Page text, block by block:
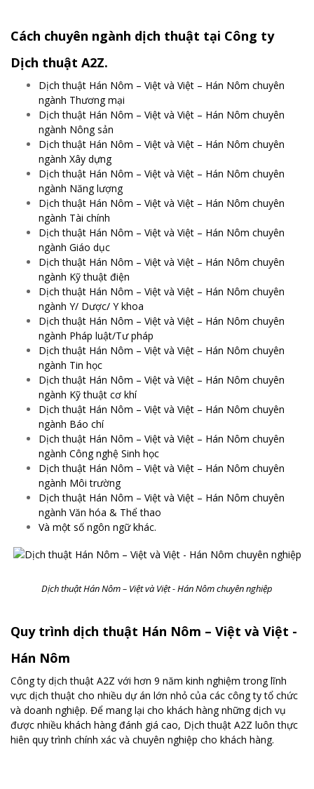
Cách chuyên ngành dịch thuật tại Công ty
Dịch thuật A2Z.
Dịch thuật Hán Nôm – Việt và Việt – Hán Nôm chuyên
ngành Thương mại
Dịch thuật Hán Nôm – Việt và Việt – Hán Nôm chuyên
ngành Nông sản
Dịch thuật Hán Nôm – Việt và Việt – Hán Nôm chuyên
ngành Xây dựng
Dịch thuật Hán Nôm – Việt và Việt – Hán Nôm chuyên
ngành Năng lượng
Dịch thuật Hán Nôm – Việt và Việt – Hán Nôm chuyên
ngành Tài chính
Dịch thuật Hán Nôm – Việt và Việt – Hán Nôm chuyên
ngành Giáo dục
Dịch thuật Hán Nôm – Việt và Việt – Hán Nôm chuyên
ngành Kỹ thuật điện
Dịch thuật Hán Nôm – Việt và Việt – Hán Nôm chuyên
ngành Y/ Dược/ Y khoa
Dịch thuật Hán Nôm – Việt và Việt – Hán Nôm chuyên
ngành Pháp luật/Tư pháp
Dịch thuật Hán Nôm – Việt và Việt – Hán Nôm chuyên
ngành Tin học
Dịch thuật Hán Nôm – Việt và Việt – Hán Nôm chuyên
ngành Kỹ thuật cơ khí
Dịch thuật Hán Nôm – Việt và Việt – Hán Nôm chuyên
ngành Báo chí
Dịch thuật Hán Nôm – Việt và Việt – Hán Nôm chuyên
ngành Công nghệ Sinh học
Dịch thuật Hán Nôm – Việt và Việt – Hán Nôm chuyên
ngành Môi trường
Dịch thuật Hán Nôm – Việt và Việt – Hán Nôm chuyên
ngành Văn hóa & Thể thao
Và một số ngôn ngữ khác.
Dịch thuật Hán Nôm – Việt và Việt - Hán Nôm chuyên nghiệp
Quy trình dịch thuật Hán Nôm – Việt và Việt -
Hán Nôm
Công ty dịch thuật A2Z với hơn 9 năm kinh nghiệm trong lĩnh
vực dịch thuật cho nhiều dự án lớn nhỏ của các công ty tổ chức
và doanh nghiệp. Để mang lại cho khách hàng những dịch vụ
được nhiều khách hàng đánh giá cao, Dịch thuật A2Z luôn thực
hiên quy trình chính xác và chuyên nghiệp cho khách hàng.